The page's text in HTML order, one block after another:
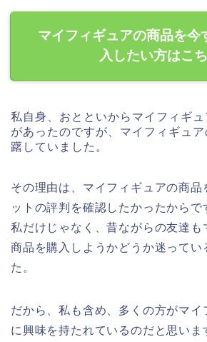
マイフィギュアの商品を今
入したい方はこ
私自身、おとといからマイフィギ
があったのですが、マイフィギュ
躇していました。
その理由は、マイフィギュアの商品
ットの評判を確認したかったからで
私だけじゃなく、昔ながらの友達も
商品を購入しようかどうか迷ってい
た。
だから、私も含め、多くの方がマイ
に興味を持たれているのだと思いま